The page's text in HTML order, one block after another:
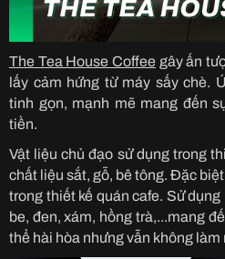
The Tea House Coffee gây ấn
lấy cảm hứng từ máy sấy chè.
tinh gọn, mạnh mẽ mang đến
tiền.
Vật liệu chủ đạo sử dụng trong
chất liệu sắt, gỗ, bê tông. Đặc
trong thiết kế quán cafe. Sử
be, đen, xám, hồng trà,...mang
thể hài hòa nhưng vẫn không làm